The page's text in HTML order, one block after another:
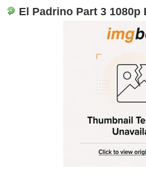
El Padrino Part 3 1080p